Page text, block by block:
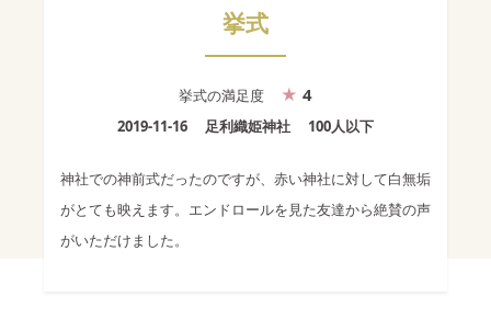
挙式
挙式の満足度 4
2019-11-16 足利織姫神社 100人以下
神社での神前式だったのですが、赤い神社に対して白無垢
がとても映えます。エンドロールを見た友達から絶賛の声
がいただけました。